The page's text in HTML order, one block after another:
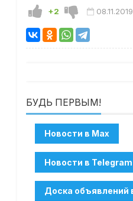
+2 08.11.2019
БУДЬ ПЕРВЫМ!